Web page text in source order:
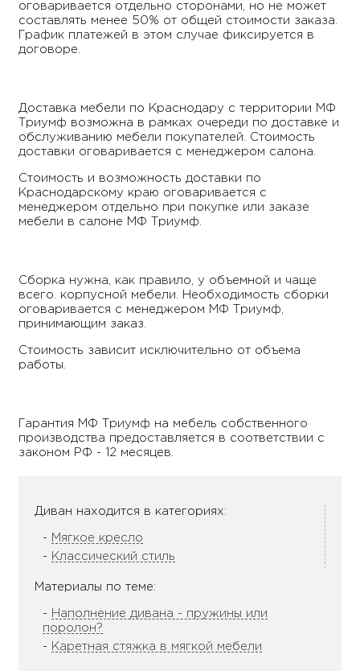
оговаривается отдельно сторонами, но не может
составлять менее 50% от общей стоимости заказа.
График платежей в этом случае фиксируется в
договоре.
Доставка мебели по Краснодару с территории МФ
Триумф возможна в рамках очереди по доставке и
обслуживанию мебели покупателей. Стоимость
доставки оговаривается с менеджером салона.
Стоимость и возможность доставки по
Краснодарскому краю оговаривается с
менеджером отдельно при покупке или заказе
мебели в салоне МФ Триумф.
Сборка нужна, как правило, у объемной и чаще
всего. корпусной мебели. Необходимость сборки
оговаривается с менеджером МФ Триумф,
принимающим заказ.
Стоимость зависит исключительно от объема
работы.
Гарантия МФ Триумф на мебель собственного
производства предоставляется в соответствии с
законом РФ - 12 месяцев.
Диван находится в категориях:
Мягкое кресло
Классический стиль
Материалы по теме:
Наполнение дивана - пружины или
поролон?
Каретная стяжка в мягкой мебели